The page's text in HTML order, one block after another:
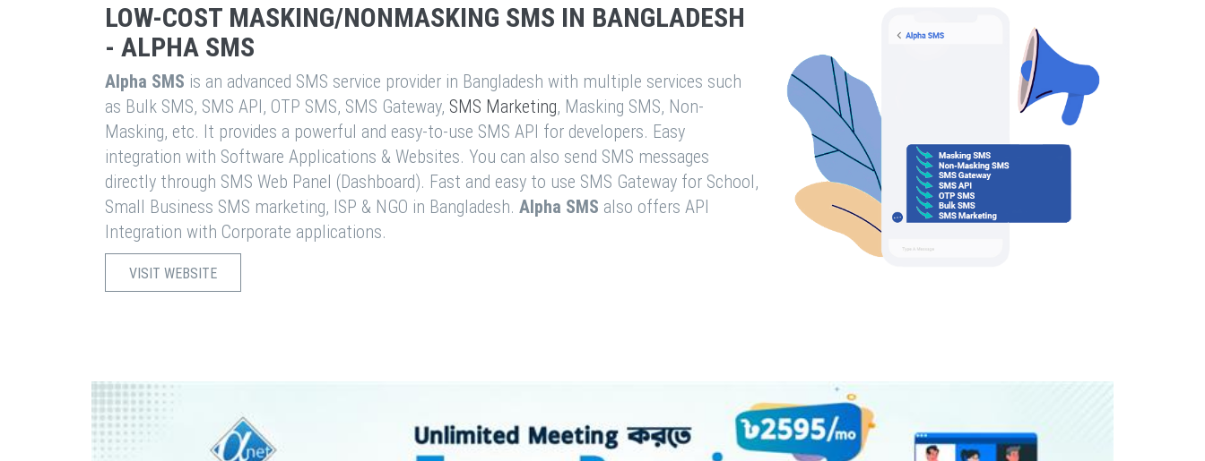
LOW-COST MASKING/NONMASKING SMS IN BANGLADESH
- ALPHA SMS
Alpha SMS is an advanced SMS service provider in Bangladesh with multiple services such
as Bulk SMS, SMS API, OTP SMS, SMS Gateway, SMS Marketing, Masking SMS, Non-
Masking, etc. It provides a powerful and easy-to-use SMS API for developers. Easy
integration with Software Applications & Websites. You can also send SMS messages
directly through SMS Web Panel (Dashboard). Fast and easy to use SMS Gateway for School,
Small Business SMS marketing, ISP & NGO in Bangladesh. Alpha SMS also offers API
Integration with Corporate applications.
VISIT WEBSITE